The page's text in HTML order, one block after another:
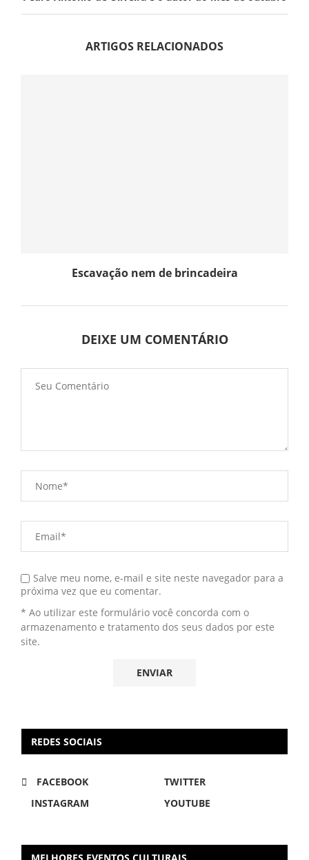
ARTIGOS RELACIONADOS
Escavação nem de brincadeira
DEIXE UM COMENTÁRIO
Salve meu nome, e-mail e site neste navegador para a
próxima vez que eu comentar.
* Ao utilizar este formulário você concorda com o
armazenamento e tratamento dos seus dados por este
site.
REDES SOCIAIS
FACEBOOK
TWITTER
INSTAGRAM
YOUTUBE
MELHORES EVENTOS CULTURAIS